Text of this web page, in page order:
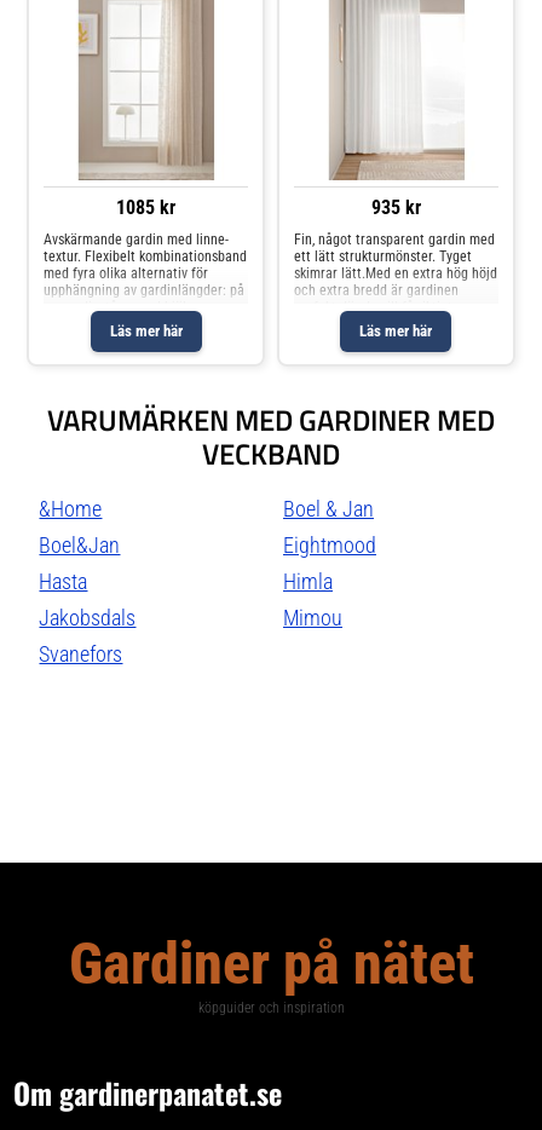
1085 kr
Läs mer här
Avskärmande gardin med linne-
textur. Flexibelt kombinationsband
med fyra olika alternativ för
upphängning av gardinlängder: på
en gardinstång med hjälp av
hällor, med fingerkrok eller med
rynkbandskrok. Krokar ingår inte i
leveransen. Observera att f
935 kr
Läs mer här
Fin, något transparent gardin med
ett lätt strukturmönster. Tyget
skimrar lätt.Med en extra hög höjd
och extra bredd är gardinen
perfekt där du vill få riktigt
hotellkänsla. Gardinen har Hastas
multigardinband, vilket betyder att
du kan sätta upp gar
VARUMÄRKEN MED GARDINER MED
VECKBAND
&Home
Boel & Jan
Boel&Jan
Eightmood
Hasta
Himla
Jakobsdals
Mimou
Svanefors
Gardiner på nätet
köpguider och inspiration
Om gardinerpanatet.se